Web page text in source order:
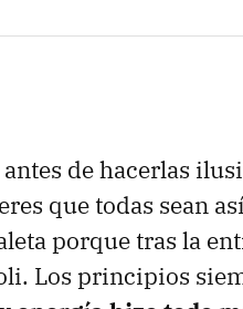
de hacerlas
que todas sean
porque tras la
Los principios